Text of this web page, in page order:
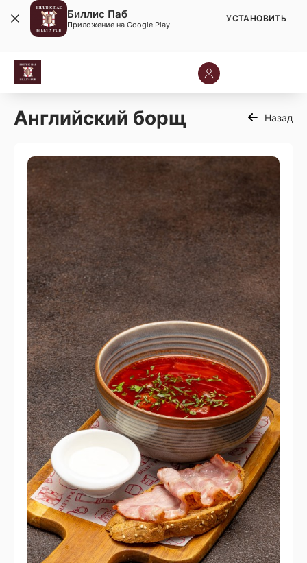
Английский борщ Назад
Биллис Паб
Приложение на Google Play
УСТАНОВИТЬ